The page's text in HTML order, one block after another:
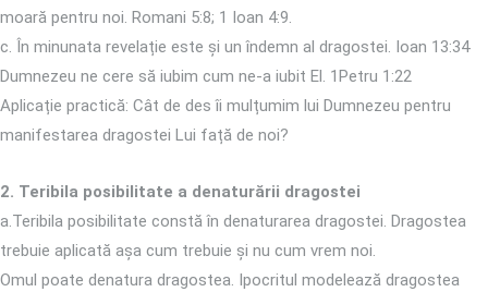
moară pentru noi. Romani 5:8; 1 Ioan 4:9.
c. În minunata revelație este și un îndemn al dragostei. Ioan 13:34
Dumnezeu ne cere să iubim cum ne-a iubit El. 1Petru 1:22
Aplicație practică: Cât de des îi mulțumim lui Dumnezeu pentru
manifestarea dragostei Lui față de noi?
2. Teribila posibilitate a denaturării dragostei
a.Teribila posibilitate constă în denaturarea dragostei. Dragostea
trebuie aplicată așa cum trebuie și nu cum vrem noi.
Omul poate denatura dragostea. Ipocritul modelează dragostea